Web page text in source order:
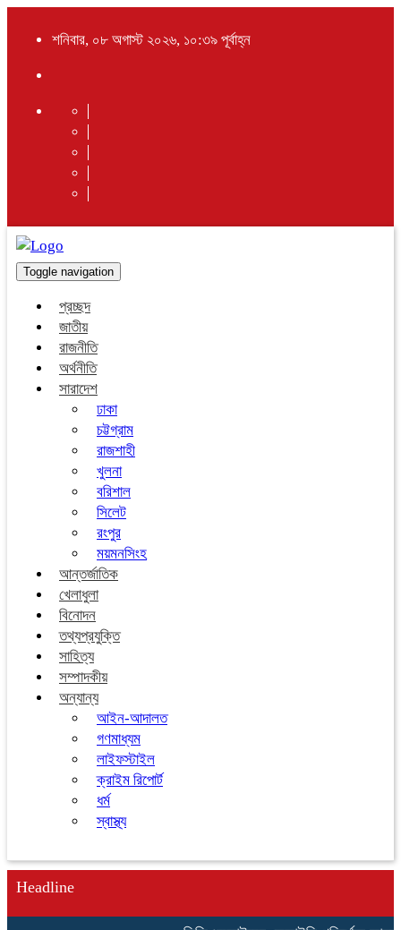
শনিবার, ০৮ অগাস্ট ২০২৬, ১০:৩৯ পূর্বাহ্ন
Toggle navigation
প্রচ্ছদ
জাতীয়
রাজনীতি
অর্থনীতি
সারাদেশ
ঢাকা
চট্টগ্রাম
রাজশাহী
খুলনা
বরিশাল
সিলেট
রংপুর
ময়মনসিংহ
আন্তর্জাতিক
খেলাধুলা
বিনোদন
তথ্যপ্রযুক্তি
সাহিত্য
সম্পাদকীয়
অন্যান্য
আইন-আদালত
গণমাধ্যম
লাইফস্টাইল
ক্রাইম রিপোর্ট
ধর্ম
স্বাস্থ্য
Headline